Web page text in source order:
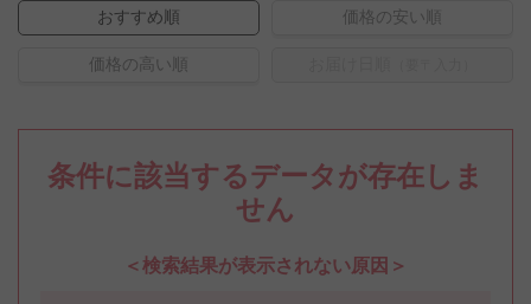
おすすめ順 価格の安い順
価格の高い順
条件に該当するデータが存在しま
せん
＜検索結果が表示されない原因＞